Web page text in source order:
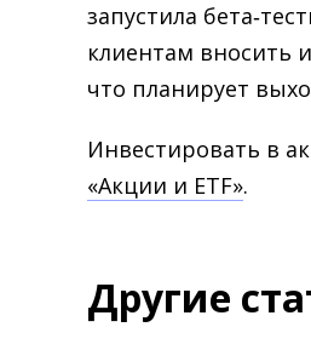
запустила
клиентам вносить
что планирует
Инвестировать в
«Акции и ETF».
Другие